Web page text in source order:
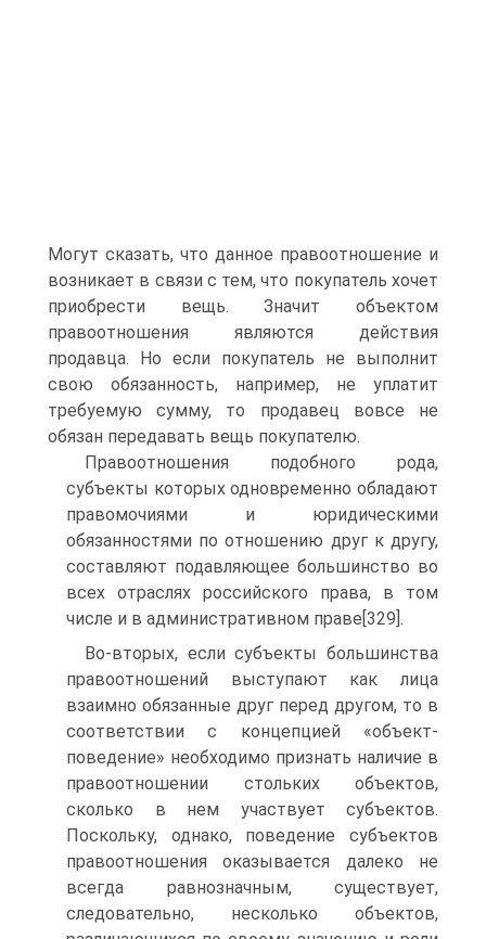
Могут сказать, что данное правоотношение и
возникает в связи с тем, что покупатель хочет
приобрести вещь. Значит объектом
правоотношения являются действия
продавца. Но если покупатель не выполнит
свою обязанность, например, не уплатит
требуемую сумму, то продавец вовсе не
обязан передавать вещь покупателю.
Правоотношения подобного рода,
субъекты которых одновременно обладают
правомочиями и юридическими
обязанностями по отношению друг к другу,
составляют подавляющее большинство во
всех отраслях российского права, в том
числе и в административном праве[329].
Во-вторых, если субъекты большинства
правоотношений выступают как лица
взаимно обязанные друг перед другом, то в
соответствии с концепцией «объект-
поведение» необходимо признать наличие в
правоотношении стольких объектов,
сколько в нем участвует субъектов.
Поскольку, однако, поведение субъектов
правоотношения оказывается далеко не
всегда равнозначным, существует,
следовательно, несколько объектов,